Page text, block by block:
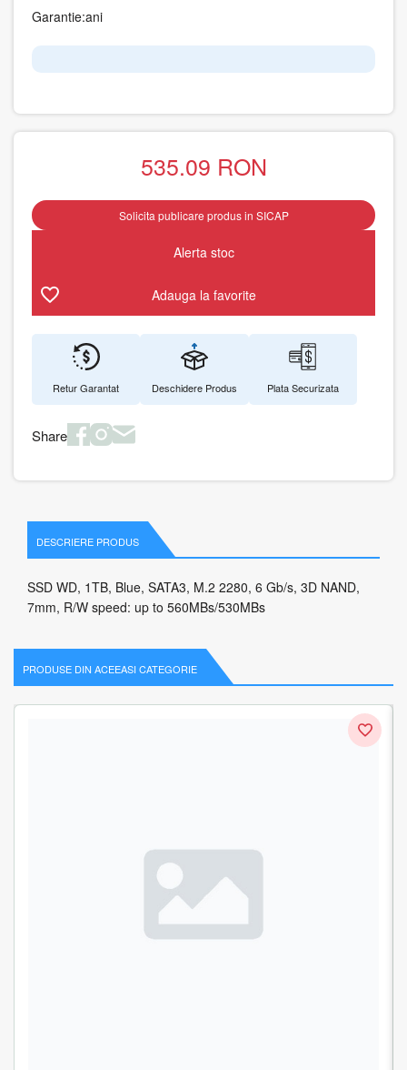
Garantie:ani
535.09 RON
Solicita publicare produs in SICAP
Alerta stoc
Adauga la favorite
Retur Garantat Deschidere Produs Plata Securizata
Share
DESCRIERE PRODUS
SSD WD, 1TB, Blue, SATA3, M.2 2280, 6 Gb/s, 3D NAND,
7mm, R/W speed: up to 560MBs/530MBs
PRODUSE DIN ACEEASI CATEGORIE